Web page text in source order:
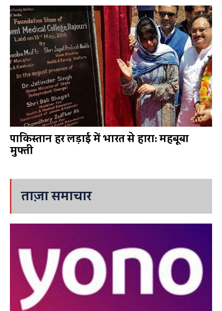
पाकिस्तान हर लड़ाई में भारत से हारा: महबूबा
मुफ्ती
ताज़ा समाचार